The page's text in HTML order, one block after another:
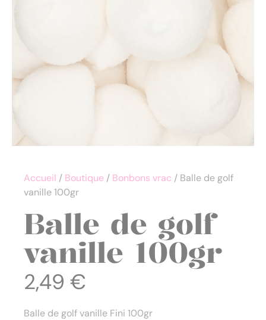
Accueil / Boutique / Bonbons vrac / Balle de golf
vanille 100gr
Balle de golf
vanille 100gr
2,49 €
Balle de golf vanille Fini 100gr